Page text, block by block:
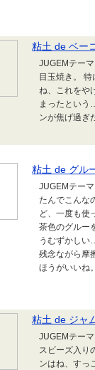
粘土 de ベー
JUGEMテー
目玉焼き。
ね、これをや
まったという
ンが焦げ過ぎ
粘土 de グル
JUGEMテー
たんでこんな
ど、一度も使
茶色のグルー
うむずかしい
残念ながら摩
ほうがいいね。
粘土 de ジャ
JUGEMテー
スビーズ入り
ンはね、すっ